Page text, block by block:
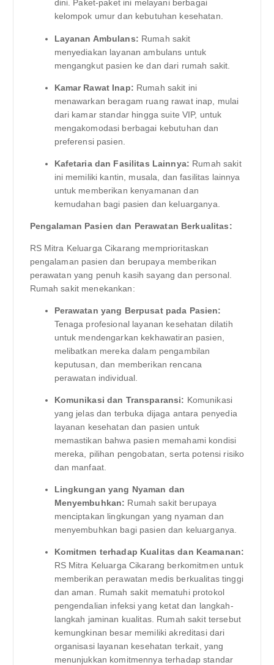
dini. Paket-paket ini melayani berbagai
kelompok umur dan kebutuhan kesehatan.
Layanan Ambulans: Rumah sakit
menyediakan layanan ambulans untuk
mengangkut pasien ke dan dari rumah sakit.
Kamar Rawat Inap: Rumah sakit ini
menawarkan beragam ruang rawat inap, mulai
dari kamar standar hingga suite VIP, untuk
mengakomodasi berbagai kebutuhan dan
preferensi pasien.
Kafetaria dan Fasilitas Lainnya: Rumah sakit
ini memiliki kantin, musala, dan fasilitas lainnya
untuk memberikan kenyamanan dan
kemudahan bagi pasien dan keluarganya.
Pengalaman Pasien dan Perawatan Berkualitas:
RS Mitra Keluarga Cikarang memprioritaskan
pengalaman pasien dan berupaya memberikan
perawatan yang penuh kasih sayang dan personal.
Rumah sakit menekankan:
Perawatan yang Berpusat pada Pasien:
Tenaga profesional layanan kesehatan dilatih
untuk mendengarkan kekhawatiran pasien,
melibatkan mereka dalam pengambilan
keputusan, dan memberikan rencana
perawatan individual.
Komunikasi dan Transparansi: Komunikasi
yang jelas dan terbuka dijaga antara penyedia
layanan kesehatan dan pasien untuk
memastikan bahwa pasien memahami kondisi
mereka, pilihan pengobatan, serta potensi risiko
dan manfaat.
Lingkungan yang Nyaman dan
Menyembuhkan: Rumah sakit berupaya
menciptakan lingkungan yang nyaman dan
menyembuhkan bagi pasien dan keluarganya.
Komitmen terhadap Kualitas dan Keamanan:
RS Mitra Keluarga Cikarang berkomitmen untuk
memberikan perawatan medis berkualitas tinggi
dan aman. Rumah sakit mematuhi protokol
pengendalian infeksi yang ketat dan langkah-
langkah jaminan kualitas. Rumah sakit tersebut
kemungkinan besar memiliki akreditasi dari
organisasi layanan kesehatan terkait, yang
menunjukkan komitmennya terhadap standar